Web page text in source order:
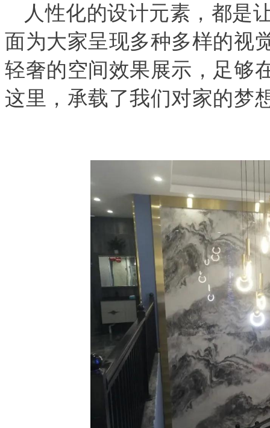
人性化的设计元素，都是
面为大家呈现多种多样的视
轻奢的空间效果展示，足够
这里，承载了我们对家的梦